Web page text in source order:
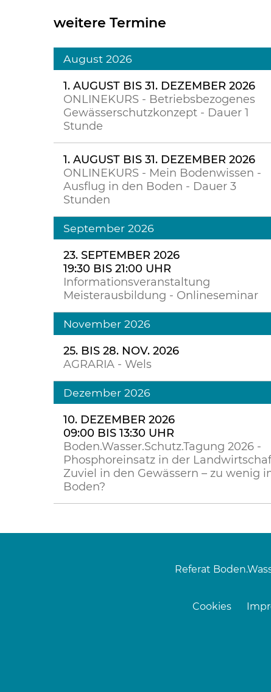
weitere Termine
August 2026
1. AUGUST BIS 31. DEZEMBER 2026
ONLINEKURS - Betriebsbezogenes
Gewässerschutzkonzept - Dauer 1
Stunde
1. AUGUST BIS 31. DEZEMBER 2026
ONLINEKURS - Mein Bodenwissen -
Ausflug in den Boden - Dauer 3
Stunden
September 2026
23. SEPTEMBER 2026
19:30 BIS 21:00 UHR
Informationsveranstaltung
Meisterausbildung - Onlineseminar
November 2026
25. BIS 28. NOV. 2026
AGRARIA - Wels
Dezember 2026
10. DEZEMBER 2026
09:00 BIS 13:30 UHR
Boden.Wasser.Schutz.Tagung 2026 -
Phosphoreinsatz in der
Zuviel in den Gewässern – zu wenig
Boden?
Referat
Cookies